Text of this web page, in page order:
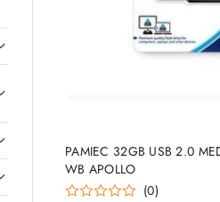
PAMIEC 32GB USB 2.0
WB APOLLO
(0)
PRODUKT